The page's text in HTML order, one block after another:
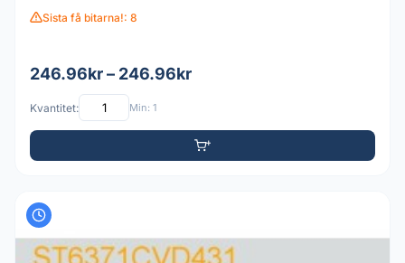
Sista få bitarna!: 8
246.96kr – 246.96kr
Kvantitet: Min: 1